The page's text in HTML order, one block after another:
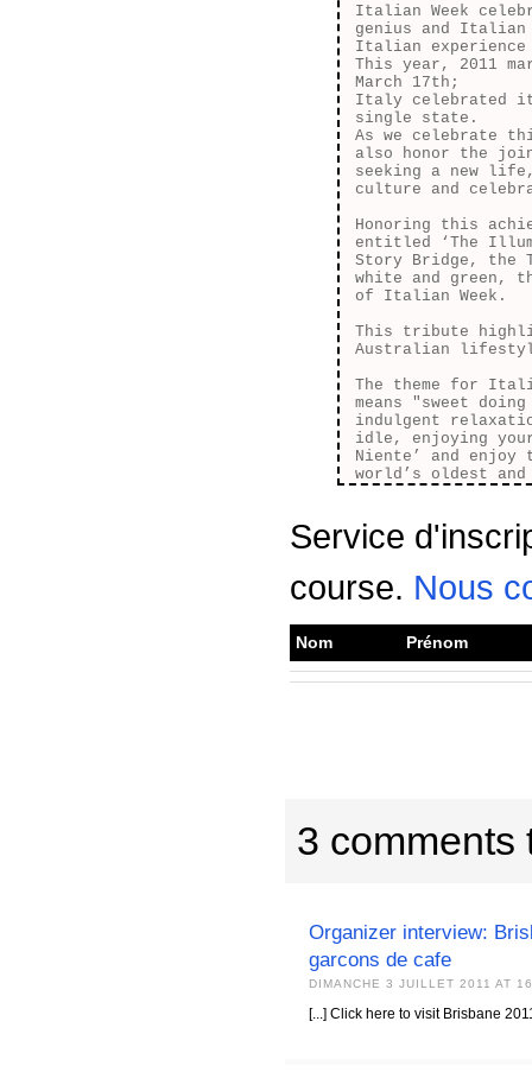
Italian Week
genius and Italian
Italian experience
This year, 2011
March 17th;
Italy celebrated
single state.
As we celebrate
also honor the
seeking a new
culture and
Honoring this
entitled ‘The
Story Bridge, the
white and green,
of Italian Week.
This tribute
Australian
The theme for
means "sweet
indulgent
idle, enjoying
Niente’ and
world’s oldest
Service
course. Nous
Nom Prénom
3 comments
Organizer interview:
garcons de cafe
DIMANCHE 3 JUILLET 2011 AT
[...] Click here to visit Brisbane